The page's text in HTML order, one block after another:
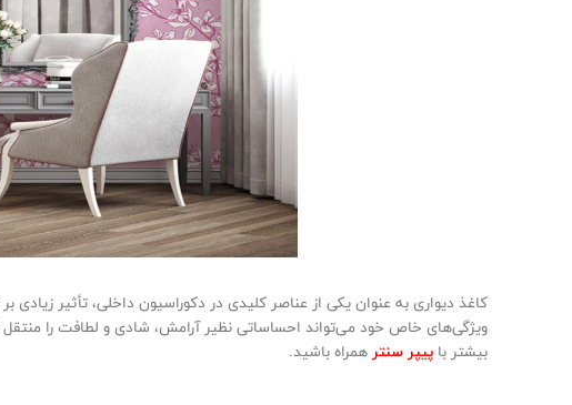
کاغذ دیواری به عنوان یکی از عناصر کلیدی در دکوراسیون داخلی، تأثیر
ویژگی‌های خاص خود می‌تواند احساساتی نظیر آرامش، شادی و لطافت را
بیشتر با پیپر سنترهمراه باشید.